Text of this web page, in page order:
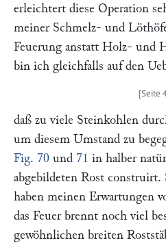
erleichtert diese Operation
meiner Schmelz- und
Feuerung anstatt Holz- und
bin ich gleichfalls auf den
daß zu viele Steinkohlen
um diesem Umstand zu
Fig. 70 und 71 in halber
abgebildeten Rost construirt.
haben meinen Erwartungen
das Feuer brennt noch viel
gewöhnlichen breiten